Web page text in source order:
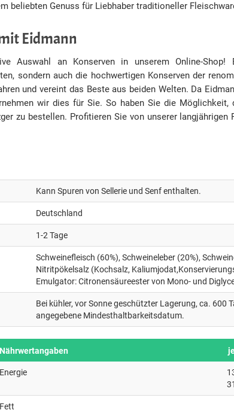
beliebten Genuss für Liebhaber traditioneller
Eidmann
Auswahl an Konserven in unserem Online-
sondern auch die hochwertigen Konserven der
und vereint das Beste aus beiden Welten. Da
wir dies für Sie. So haben Sie die
zu bestellen. Profitieren Sie von unserer
Kann Spuren von Sellerie und Senf enthalten.
Deutschland
1-2 Tage
Schweinefleisch (60%), Schweineleber (20%),
Nitritpökelsalz (Kochsalz,
Emulgator: Citronensäureester von Mono- und
Bei kühler, vor Sonne geschützter Lagerung, ca. 600
angegebene Mindesthaltbarkeitsdatum.
Nährwertangaben
Energie
Fett